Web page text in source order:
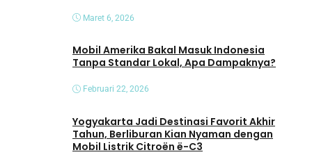
Maret 6, 2026
Mobil Amerika Bakal Masuk Indonesia
Tanpa Standar Lokal, Apa Dampaknya?
Februari 22, 2026
Yogyakarta Jadi Destinasi Favorit Akhir
Tahun, Berliburan Kian Nyaman dengan
Mobil Listrik Citroën ë-C3